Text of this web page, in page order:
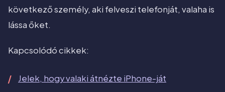
következő személy, aki felveszi telefonját, valaha is
lássa őket.
Kapcsolódó cikkek:
Jelek, hogy valaki átnézte iPhone-ját